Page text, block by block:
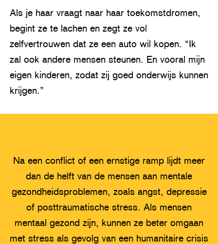
Als je haar vraagt naar haar toekomstdromen,
begint ze te lachen en zegt ze vol
zelfvertrouwen dat ze een auto wil kopen. “Ik
zal ook andere mensen steunen. En vooral mijn
eigen kinderen, zodat zij goed onderwijs kunnen
krijgen.”
Na een conflict of een ernstige ramp lijdt meer
dan de helft van de mensen aan mentale
gezondheidsproblemen, zoals angst, depressie
of posttraumatische stress. Als mensen
mentaal gezond zijn, kunnen ze beter omgaan
met stress als gevolg van een humanitaire crisis